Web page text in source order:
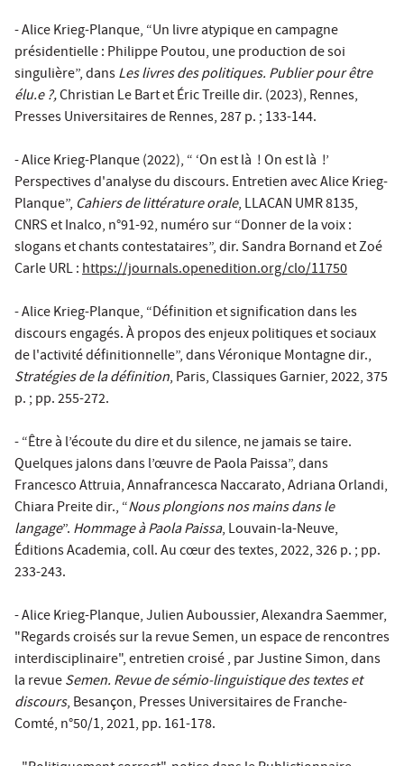
- Alice Krieg-Planque, “Un livre atypique en campagne
présidentielle : Philippe Poutou, une production de soi
singulière”, dansLes livres des politiques. Publier pour être
élu.e ?,Christian Le Bart et Éric Treille dir. (2023), Rennes,
Presses Universitaires de Rennes, 287 p. ; 133-144.
- Alice Krieg-Planque (2022), “ ‘On est là ! On est là !’
Perspectives d'analyse du discours. Entretien avec Alice Krieg-
Planque”, Cahiers de littérature orale, LLACAN UMR 8135,
CNRS et Inalco, n°91-92, numéro sur “Donner de la voix :
slogans et chants contestataires”, dir. Sandra Bornand et Zoé
Carle URL :https://journals.openedition.org/clo/11750
- Alice Krieg-Planque, “Définition et signification dans les
discours engagés. À propos des enjeux politiques et sociaux
de l'activité définitionnelle”, dans Véronique Montagne dir.,
Stratégies de la définition, Paris, Classiques Garnier, 2022, 375
p. ; pp. 255-272.
- “Être à l’écoute du dire et du silence, ne jamais se taire.
Quelques jalons dans l’œuvre de Paola Paissa”, dans
Francesco Attruia, Annafrancesca Naccarato, Adriana Orlandi,
Chiara Preite dir., “Nous plongions nos mains dans le
langage”. Hommage à Paola Paissa, Louvain-la-Neuve,
Éditions Academia, coll. Au cœur des textes, 2022, 326 p. ; pp.
233-243.
- Alice Krieg-Planque, Julien Auboussier, Alexandra Saemmer,
"Regards croisés sur la revue Semen, un espace de rencontres
interdisciplinaire", entretien croisé , par Justine Simon, dans
la revueSemen. Revue de sémio-linguistique des textes et
discours, Besançon, Presses Universitaires de Franche-
Comté, n°50/1, 2021, pp. 161-178.